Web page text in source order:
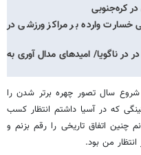
در کره‌جنوبی
وارده بر مراکز ورزشی در
کسب ۵ تا ۷ مدال در در ناگویا/ امیدهای مدال آوری به
سال تصور چهره برتر شدن را
که در آسیا داشتم انتظار کسب
چنین اتفاق تاریخی را رقم بزنم و
من بود.